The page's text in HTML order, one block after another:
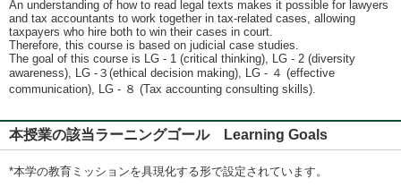
An understanding of how to read legal texts makes it possible for lawyers
and tax accountants to work together in tax-related cases, allowing
taxpayers who hire both to win their cases in court.
Therefore, this course is based on judicial case studies.
The goal of this course is LG - 1 (critical thinking), LG - 2 (diversity
awareness), LG -３(ethical decision making), LG - ４ (effective
communication), LG - ８ (Tax accounting consulting skills).
本授業の該当ラーニングゴール Learning Goals
*本学の教育ミッションを具現化する形で設定されています。